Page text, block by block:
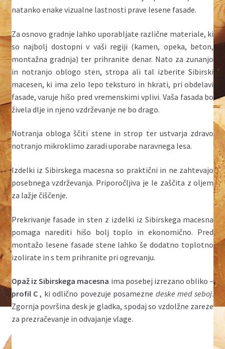
natanko enake vizualne lastnosti prave lesene fasade.
Za osnovo gradnje lahko uporabljate različne materiale, ki
so najbolj dostopni v vaši regiji (kamen, opeka, beton,
montažna gradnja) ter prihranite denar. Nato za zunanjo
in notranjo oblogo sten, stropa ali tal izberite Sibirski
macesen, ki ima zelo lepo teksturo in hkrati, pri obdelavi
fasade, varuje hišo pred vremenskimi vplivi. Vaša fasada bo
živela dlje in njeno vzdrževanje ne bo drago.
Notranja obloga ščiti stene in strop ter ustvarja zdravo
notranjo mikroklimo zaradi uporabe naravnega lesa.
Izdelki iz Sibirskega macesna so praktični in ne zahtevajo
posebnega vzdrževanja. Priporočljiva je le zaščita z oljem
za lažje čiščenje.
Prekrivanje fasade in sten z izdelki iz Sibirskega macesna
pomaga narediti hišo bolj toplo in ekonomično. Pred
montažo lesene fasade stene lahko še dodatno toplotno
izolirate in s tem prihranite pri ogrevanju.
Opaž iz Sibirskega macesna ima posebej izrezano obliko –
profil C , ki odlično povezuje posamezne deske med seboj.
Zgornja površina desk je gladka, spodaj so vzdolžne zareze
za prezračevanje in odvajanje vlage.